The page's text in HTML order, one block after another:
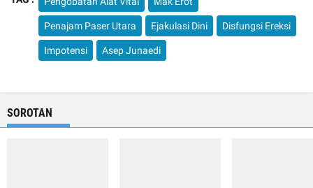
Penajam Paser Utara Ejakulasi Dini Disfungsi Ereksi
Impotensi Asep Junaedi
SOROTAN